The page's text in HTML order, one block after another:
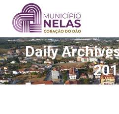
Daily
You are